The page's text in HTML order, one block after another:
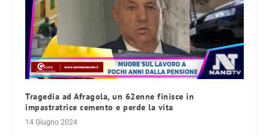
Tragedia ad Afragola, un 62enne finisce in
impastratrice cemento e perde la vita
14 Giugno 2024